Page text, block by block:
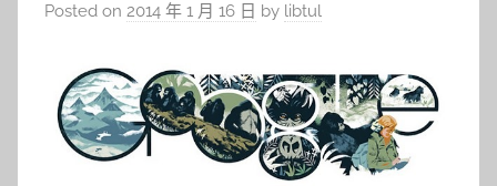
Posted on 2014 年 1 月 16 日 by libtul